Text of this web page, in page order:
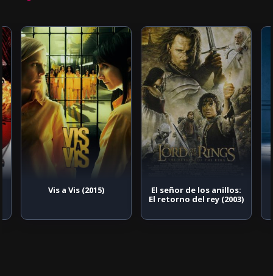
Vis a Vis (2015)
El señor de los anillos:
El retorno del rey (2003)